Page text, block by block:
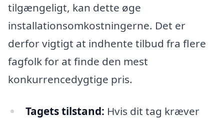
tilgængeligt, kan dette øge
installationsomkostningerne. Det er
derfor vigtigt at indhente tilbud fra flere
fagfolk for at finde den mest
konkurrencedygtige pris.
Tagets tilstand: Hvis dit tag kræver